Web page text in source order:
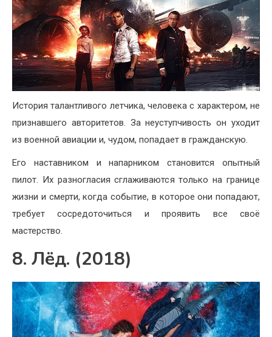
История талантливого летчика, человека с характером, не
признавшего авторитетов. За неуступчивость он уходит
из военной авиации и, чудом, попадает в гражданскую.
Его наставником и напарником становится опытный
пилот. Их разногласия сглаживаются только на границе
жизни и смерти, когда событие, в которое они попадают,
требует сосредоточиться и проявить все своё
мастерство.
8. Лёд. (2018)